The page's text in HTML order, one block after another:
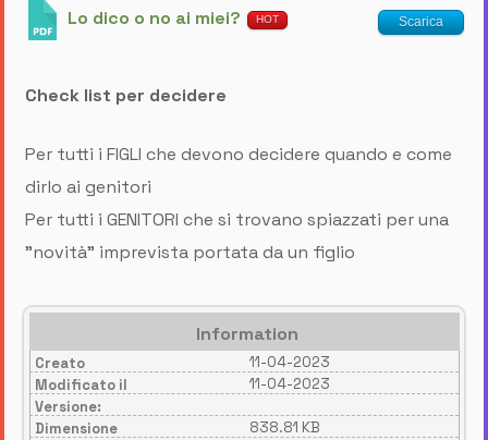
Lo dico o no ai miei? HOT Scarica
Check list per decidere
Per tutti i FIGLI che devono decidere quando e come
dirlo ai genitori
Per tutti i GENITORI che si trovano spiazzati per una
"novità" imprevista portata da un figlio
Information
Creato
11-04-2023
Modificato il
11-04-2023
Versione:
Dimensione
838.81 KB